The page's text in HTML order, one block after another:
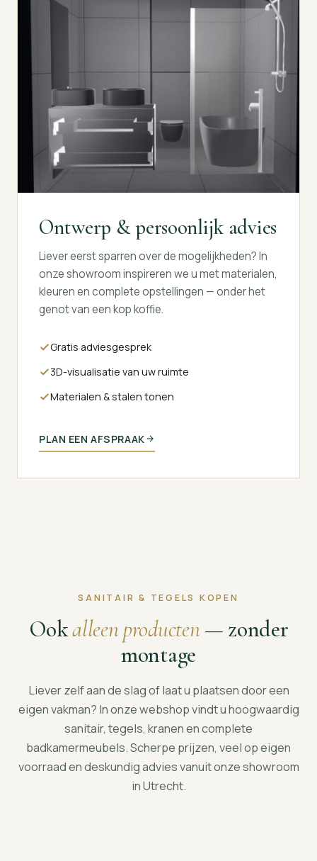
Ontwerp & persoonlijk advies
Liever eerst sparren over de mogelijkheden? In
onze showroom inspireren we u met materialen,
kleuren en complete opstellingen — onder het
genot van een kop koffie.
Gratis adviesgesprek
3D-visualisatie van uw ruimte
Materialen & stalen tonen
PLAN EEN AFSPRAAK
SANITAIR & TEGELS KOPEN
Ookalleen producten— zonder
montage
Liever zelf aan de slag of laat u plaatsen door een
eigen vakman? In onze webshop vindt u hoogwaardig
sanitair, tegels, kranen en complete
badkamermeubels. Scherpe prijzen, veel op eigen
voorraad en deskundig advies vanuit onze showroom
in Utrecht.Badmeubels